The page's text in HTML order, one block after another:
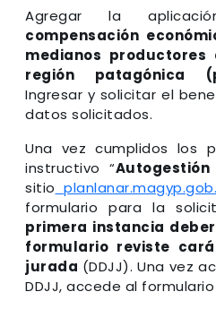
Agregar la
compensación
medianos
región patagónica
Ingresar y solicitar el
datos solicitados.
Una vez cumplidos los
instructivo “Autogestión
sitio
formulario para la
primera instancia
formulario reviste
jurada (DDJJ). Una vez
DDJJ, accede al